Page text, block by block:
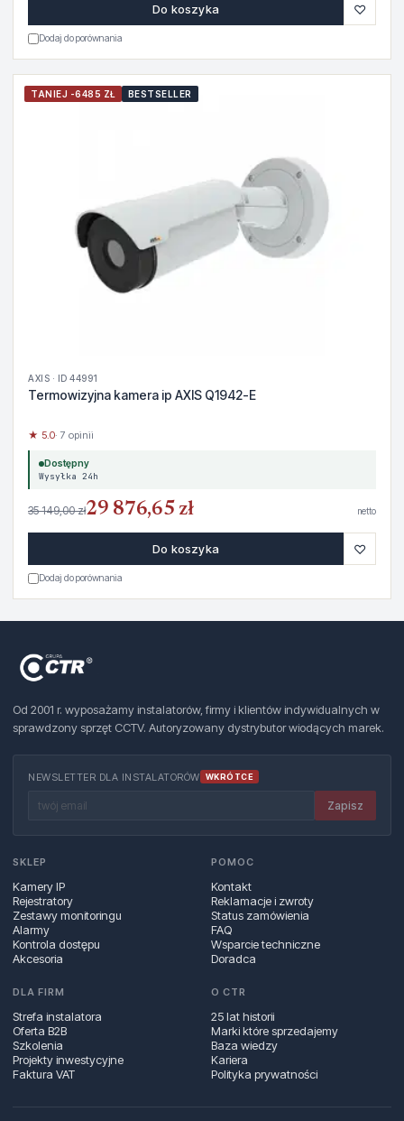
Do koszyka ♡
Dodaj do porównania
TANIEJ -6485 ZŁ BESTSELLER
AXIS · ID 44991
Termowizyjna kamera ip AXIS Q1942-E
★ 5.0· 7 opinii
Dostępny
Wysyłka 24h
35 149,00 zł29 876,65 zł netto
Do koszyka ♡
Dodaj do porównania
Od 2001 r. wyposażamy instalatorów, firmy i klientów indywidualnych w
sprawdzony sprzęt CCTV. Autoryzowany dystrybutor wiodących marek.
NEWSLETTER DLA INSTALATORÓW WKRÓTCE
Zapisz
SKLEP
Kamery IP
Rejestratory
Zestawy monitoringu
Alarmy
Kontrola dostępu
Akcesoria
POMOC
Kontakt
Reklamacje i zwroty
Status zamówienia
FAQ
Wsparcie techniczne
Doradca
DLA FIRM
Strefa instalatora
Oferta B2B
Szkolenia
Projekty inwestycyjne
Faktura VAT
O CTR
25 lat historii
Marki które sprzedajemy
Baza wiedzy
Kariera
Polityka prywatności